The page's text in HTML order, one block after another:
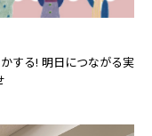
する! 明日につながる実